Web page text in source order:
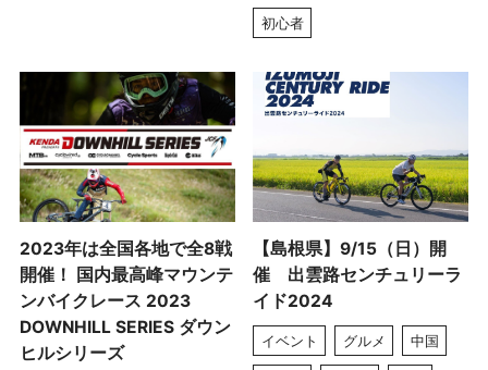
初心者
2023年は全国各地で全8戦
開催！ 国内最高峰マウンテ
ンバイクレース 2023
DOWNHILL SERIES ダウン
ヒルシリーズ
【島根県】9/15（日）開
催 出雲路センチュリーラ
イド2024
イベント グルメ 中国